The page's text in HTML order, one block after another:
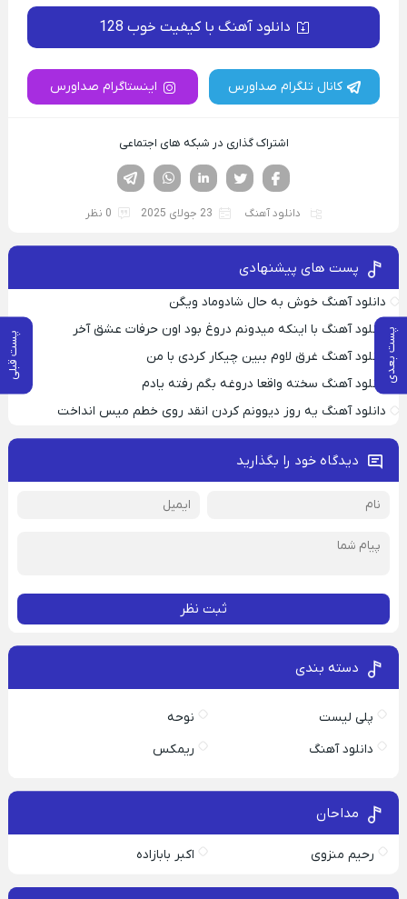
پست بعدی پست قبلی
دانلود آهنگ با کیفیت خوب 128
کانال تلگرام صداورس اینستاگرام صداورس
اشتراک گذاری در شبکه های اجتماعی
لینکدین تویتر
فیسوک
دانلود آهنگ 23 جولای 2025 0 نظر
پست های پیشنهادی
دانلود آهنگ خوش به حال شادوماد ویگن
دانلود آهنگ با اینکه میدونم دروغ بود اون حرفات عشق آخر
دانلود آهنگ غرق لاوم ببین چیکار کردی با من
دانلود آهنگ سخته واقعا دروغه بگم رفته یادم
دانلود آهنگ یه روز دیوونم کردن انقد روی خطم میس انداخت
دیدگاه خود را بگذارید
ثبت نظر
دسته بندی
پلی لیست
نوحه
دانلود آهنگ
ریمکس
مداحان
رحیم منزوی اکبر بابازاده